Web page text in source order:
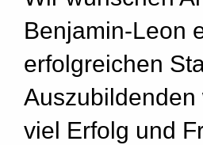
Benjamin-Leon
erfolgreichen
Auszubildenden
viel Erfolg und